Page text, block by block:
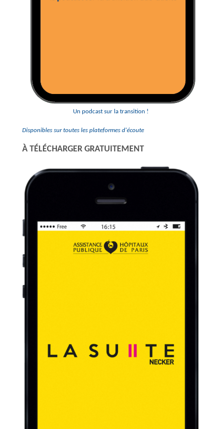
Un podcast sur la transition !
Disponibles sur toutes les plateformes d'écoute
À TÉLÉCHARGER GRATUITEMENT